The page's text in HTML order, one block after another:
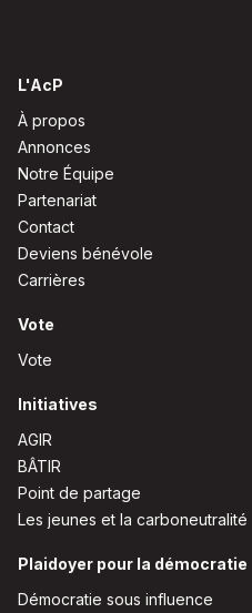
L'AcP
À propos
Annonces
Notre Équipe
Partenariat
Contact
Deviens bénévole
Carrières
Vote
Vote
Initiatives
AGIR
BÂTIR
Point de partage
Les jeunes et la carboneutralité
Plaidoyer pour la démocratie
Démocratie sous influence